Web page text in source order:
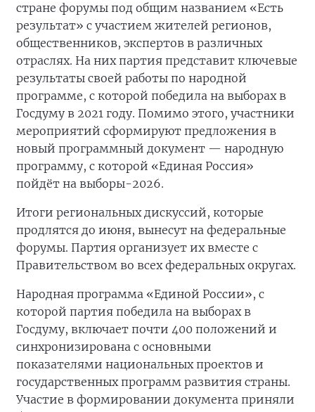
стране форумы под общим названием «Есть
результат» с участием жителей регионов,
общественников, экспертов в различных
отраслях. На них партия представит ключевые
результаты своей работы по народной
программе, с которой победила на выборах в
Госдуму в 2021 году. Помимо этого, участники
мероприятий сформируют предложения в
новый программный документ — народную
программу, с которой «Единая Россия»
пойдёт на выборы-2026.
Итоги региональных дискуссий, которые
продлятся до июня, вынесут на федеральные
форумы. Партия организует их вместе с
Правительством во всех федеральных округах.
Народная программа «Единой России», с
которой партия победила на выборах в
Госдуму, включает почти 400 положений и
синхронизирована с основными
показателями национальных проектов и
государственных программ развития страны.
Участие в формировании документа приняли